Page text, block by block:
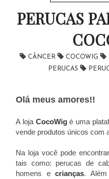
PERUCAS
CÂNCER COCOWIG
PERUCAS
Olá meus amores!!
A loja CocoWigé uma
vende produtos únicos com
Na loja você pode
tais como: perucas de
homens e crianças.